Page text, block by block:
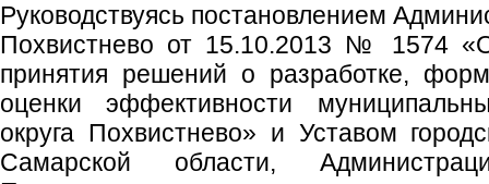
Руководствуясь постановлением
Похвистнево от 15.10.2013 № 1574
принятия решений о разработке,
оценки эффективности
округа Похвистнево» и Уставом
Самарской области,